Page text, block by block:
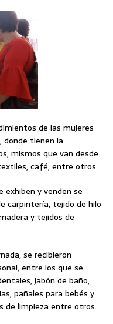
de las mujeres
donde tienen la
mismos que van desde
café, entre otros.
exhiben y venden se
carpintería, tejido de hilo
y tejidos de
se recibieron
entre los que se
jabón de baño,
pañales para bebés y
de limpieza entre otros.